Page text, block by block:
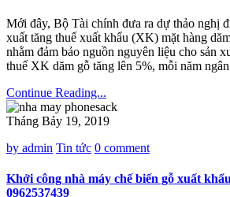
Mới đây, Bộ Tài chính đưa ra dự thảo nghị
xuất tăng thuế xuất khẩu (XK) mặt hàng
nhằm đảm bảo nguồn nguyên liệu cho sản
thuế XK dăm gỗ tăng lên 5%, mỗi năm
Continue Reading...
Tháng Bảy 19, 2019
by admin Tin tức 0 comment
Khởi công nhà máy chế biến gỗ xuất
0962537439